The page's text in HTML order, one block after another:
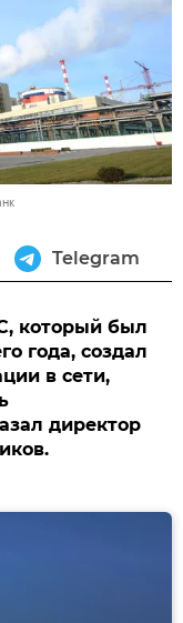
Telegram
который был
года, создал
в сети,
директор